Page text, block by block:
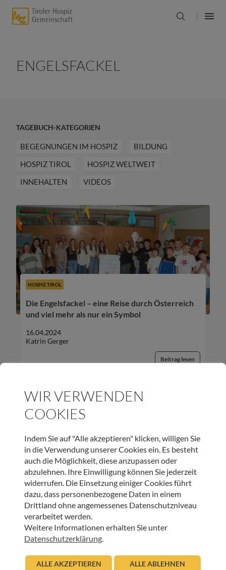
ENGELSFACKEL
TAGEBUCH-KATEGORIEN
BEGEGNUNGEN IM HOSPIZ
BILDUNG
HOSPIZ TIROL
HOSPIZ WELTWEIT
INNEHALTEN
VIDEOS
HOSPIZ TIROL
Die Engelsfackel – eine Reise durch Österreich
und viel mehr als nur ein Symbol
16.04.2024
Katrin Gerger
Beitrag lesen
UNSER NEWSLETTER:
ANMELDEN
INFORMATIONEN
Downloads
WIR VERWENDEN
COOKIES
Indem Sie auf "Alle akzeptieren" klicken, willigen Sie
in die Verwendung unserer Cookies ein. Es besteht
auch die Möglichkeit, diese anzupassen oder
abzulehnen. Ihre Einwilligung können Sie jederzeit
widerrufen. Die Einsetzung einiger Cookies führt
dazu, dass personenbezogene Daten in einem
Drittland ohne angemessenes Datenschutzniveau
verarbeitet werden.
Weitere Informationen erhalten Sie unter
Datenschutzerklärung.
ALLE AKZEPTIEREN ALLE ABLEHNEN